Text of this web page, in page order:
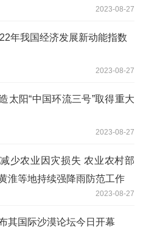
2023-08-27
年我国经济发展新动能指数
2023-08-27
太阳“中国环流三号”取得重大
2023-08-27
少农业因灾损失 农业农村部
淮等地持续强降雨防范工作
2023-08-27
其国际沙漠论坛今日开幕